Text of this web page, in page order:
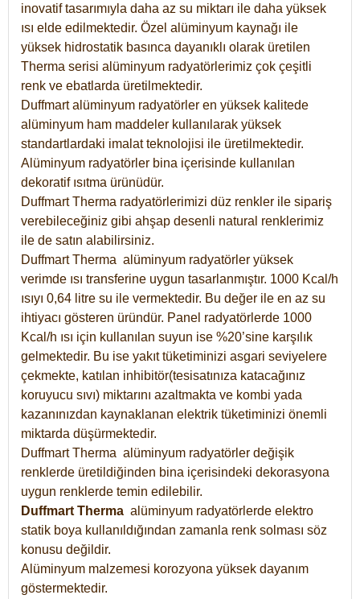
inovatif tasarımıyla daha az su miktarı ile daha yüksek
ısı elde edilmektedir. Özel alüminyum kaynağı ile
yüksek hidrostatik basınca dayanıklı olarak üretilen
Therma serisi alüminyum radyatörlerimiz çok çeşitli
renk ve ebatlarda üretilmektedir.
Duffmart alüminyum radyatörler en yüksek kalitede
alüminyum ham maddeler kullanılarak yüksek
standartlardaki imalat teknolojisi ile üretilmektedir.
Alüminyum radyatörler bina içerisinde kullanılan
dekoratif ısıtma ürünüdür.
Duffmart Therma radyatörlerimizi düz renkler ile sipariş
verebileceğiniz gibi ahşap desenli natural renklerimiz
ile de satın alabilirsiniz.
Duffmart Therma alüminyum radyatörler yüksek
verimde ısı transferine uygun tasarlanmıştır. 1000 Kcal/h
ısıyı 0,64 litre su ile vermektedir. Bu değer ile en az su
ihtiyacı gösteren üründür. Panel radyatörlerde 1000
Kcal/h ısı için kullanılan suyun ise %20’sine karşılık
gelmektedir. Bu ise yakıt tüketiminizi asgari seviyelere
çekmekte, katılan inhibitör(tesisatınıza katacağınız
koruyucu sıvı) miktarını azaltmakta ve kombi yada
kazanınızdan kaynaklanan elektrik tüketiminizi önemli
miktarda düşürmektedir.
Duffmart Therma alüminyum radyatörler değişik
renklerde üretildiğinden bina içerisindeki dekorasyona
uygun renklerde temin edilebilir.
Duffmart Therma alüminyum radyatörlerde elektro
statik boya kullanıldığından zamanla renk solması söz
konusu değildir.
Alüminyum malzemesi korozyona yüksek dayanım
göstermektedir.